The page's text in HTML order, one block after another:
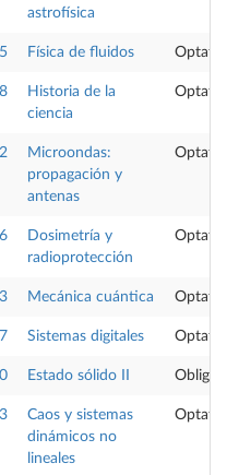
astrofísica
Física de fluidos
Historia de la
ciencia
Microondas:
propagación y
antenas
Dosimetría y
radioprotección
Mecánica cuántica
Sistemas digitales
Estado sólido II
Caos y sistemas
dinámicos no
lineales